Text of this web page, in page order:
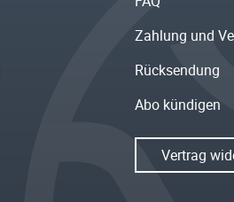
Zahlung und
Rücksendung
Abo kündigen
Vertrag